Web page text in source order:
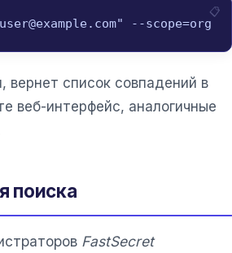
--scope=org
вернет список совпадений в
веб-интерфейс, аналогичные
поиска
FastSecret